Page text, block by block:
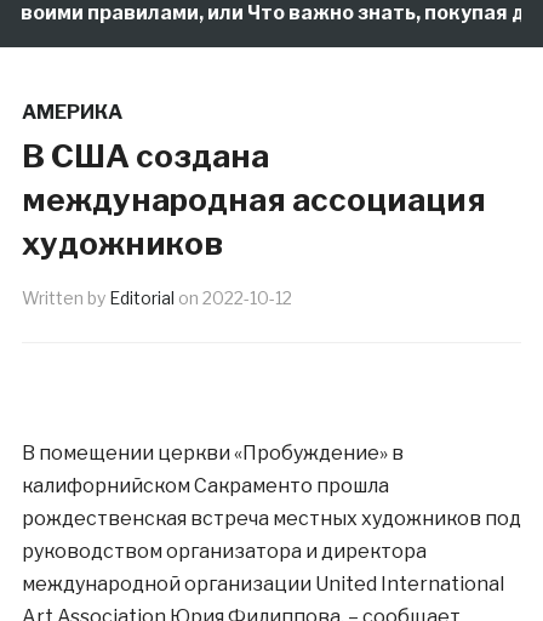
правилами, или Что важно знать, покупая дом
АМЕРИКА
В США создана
международная ассоциация
художников
Written by Editorial on 2022-10-12
В помещении церкви «Пробуждение» в
калифорнийском Сакраменто прошла
рождественская встреча местных художников под
руководством организатора и директора
международной организации United International